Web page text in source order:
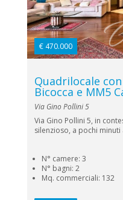
€ 470.000
Quadrilocale
Bicocca e MM5
Via Gino Pollini 5
Via Gino Pollini 5, in
silenzioso, a pochi minuti
N° camere: 3
N° bagni: 2
Mq. commerciali: 132